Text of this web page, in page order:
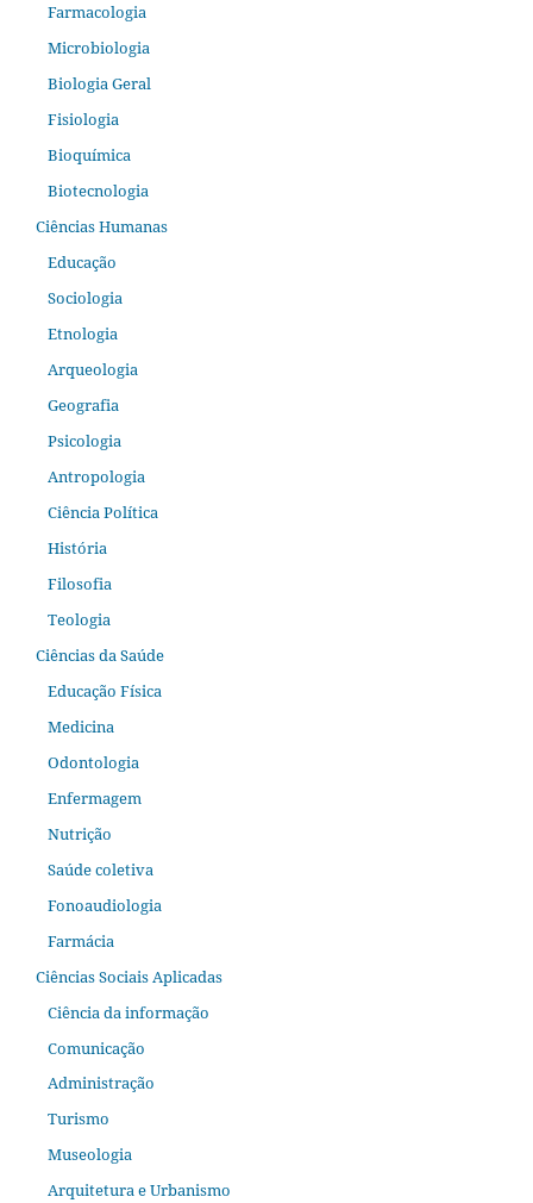
Farmacologia
Microbiologia
Biologia Geral
Fisiologia
Bioquímica
Biotecnologia
Ciências Humanas
Educação
Sociologia
Etnologia
Arqueologia
Geografia
Psicologia
Antropologia
Ciência Política
História
Filosofia
Teologia
Ciências da Saúde
Educação Física
Medicina
Odontologia
Enfermagem
Nutrição
Saúde coletiva
Fonoaudiologia
Farmácia
Ciências Sociais Aplicadas
Ciência da informação
Comunicação
Administração
Turismo
Museologia
Arquitetura e Urbanismo